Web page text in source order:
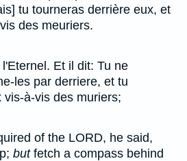
tu tourneras derrière eux, et
des meuriers.
Et il dit: Tu ne
les par derriere, et tu
à-vis des muriers;
of the LORD, he said,
butfetch a compass behind